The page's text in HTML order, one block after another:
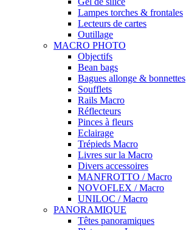
Lampes torches & frontales
Lecteurs de cartes
Outillage
MACRO PHOTO
Objectifs
Bean bags
Bagues allonge & bonnettes
Soufflets
Rails Macro
Réflecteurs
Pinces à fleurs
Eclairage
Trépieds Macro
Livres sur la Macro
Divers accessoires
MANFROTTO / Macro
NOVOFLEX / Macro
UNILOC / Macro
PANORAMIQUE
Têtes panoramiques